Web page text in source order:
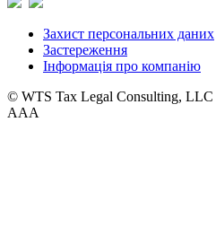
Захист персональних даних
Застереження
Інформація про компанію
© WTS Tax Legal Consulting, LLC
AAA